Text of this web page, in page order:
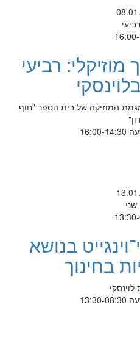
רביעי
המוזיקה של בית הספר "חוף
בנושא
בחינוך